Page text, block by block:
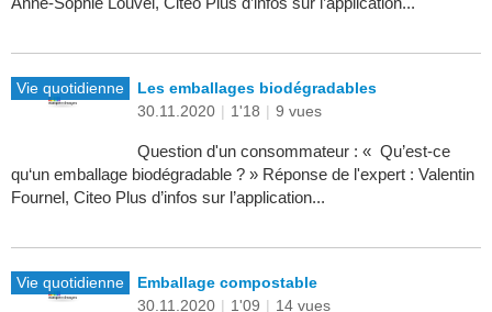
Vie quotidienne
Les emballages biodégradables
30.11.2020 | 1'18 | 9 vues
Question d'un consommateur : « Qu’est-ce
qu‘un emballage biodégradable ? » Réponse de l'expert : Valentin
Fournel, Citeo Plus d’infos sur l’application...
Vie quotidienne
Emballage compostable
30.11.2020 | 1'09 | 14 vues